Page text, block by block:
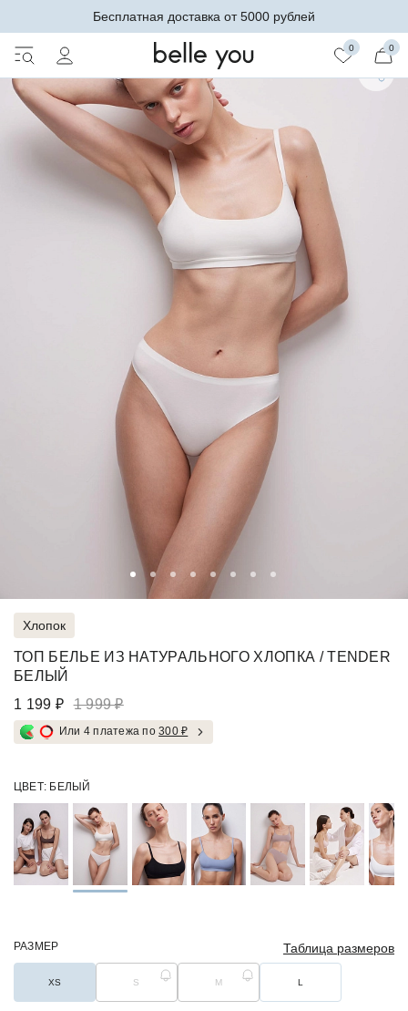
Бесплатная доставка от 5000 рублей
0 0
Хлопок
ТОП БЕЛЬЕ ИЗ НАТУРАЛЬНОГО ХЛОПКА / TENDER
БЕЛЫЙ
1 199 ₽
1 999 ₽
Или 4 платежа по300 ₽
ЦВЕТ: БЕЛЫЙ
РАЗМЕР Таблица размеров
XS S M L